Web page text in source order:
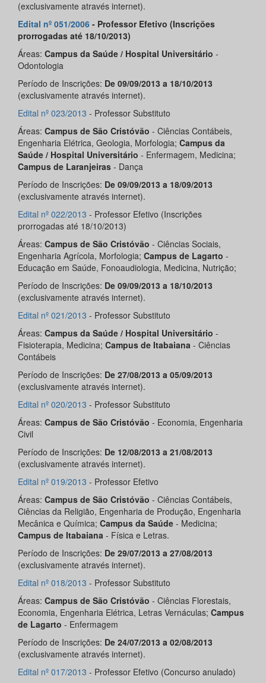
(exclusivamente através internet).
Edital nº 051/2006 - Professor Efetivo (Inscrições
prorrogadas até 18/10/2013)
Áreas: Campus da Saúde / Hospital Universitário -
Odontologia
Período de Inscrições: De 09/09/2013 a 18/10/2013
(exclusivamente através internet).
Edital nº 023/2013 - Professor Substituto
Áreas: Campus de São Cristóvão - Ciências Contábeis,
Engenharia Elétrica, Geologia, Morfologia; Campus da
Saúde / Hospital Universitário - Enfermagem, Medicina;
Campus de Laranjeiras - Dança
Período de Inscrições: De 09/09/2013 a 18/09/2013
(exclusivamente através internet).
Edital nº 022/2013 - Professor Efetivo (Inscrições
prorrogadas até 18/10/2013)
Áreas: Campus de São Cristóvão - Ciências Sociais,
Engenharia Agrícola, Morfologia; Campus de Lagarto -
Educação em Saúde, Fonoaudiologia, Medicina, Nutrição;
Período de Inscrições: De 09/09/2013 a 18/10/2013
(exclusivamente através internet).
Edital nº 021/2013 - Professor Substituto
Áreas: Campus da Saúde / Hospital Universitário -
Fisioterapia, Medicina; Campus de Itabaiana - Ciências
Contábeis
Período de Inscrições: De 27/08/2013 a 05/09/2013
(exclusivamente através internet).
Edital nº 020/2013 - Professor Substituto
Áreas: Campus de São Cristóvão - Economia, Engenharia
Civil
Período de Inscrições: De 12/08/2013 a 21/08/2013
(exclusivamente através internet).
Edital nº 019/2013 - Professor Efetivo
Áreas: Campus de São Cristóvão - Ciências Contábeis,
Ciências da Religião, Engenharia de Produção, Engenharia
Mecânica e Química; Campus da Saúde - Medicina;
Campus de Itabaiana - Física e Letras.
Período de Inscrições: De 29/07/2013 a 27/08/2013
(exclusivamente através internet).
Edital nº 018/2013 - Professor Substituto
Áreas: Campus de São Cristóvão - Ciências Florestais,
Economia, Engenharia Elétrica, Letras Vernáculas; Campus
de Lagarto - Enfermagem
Período de Inscrições: De 24/07/2013 a 02/08/2013
(exclusivamente através internet).
Edital nº 017/2013 - Professor Efetivo (Concurso anulado)